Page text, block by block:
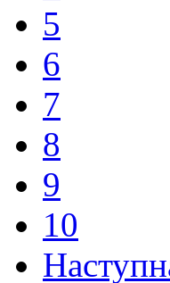
5
6
7
8
9
10